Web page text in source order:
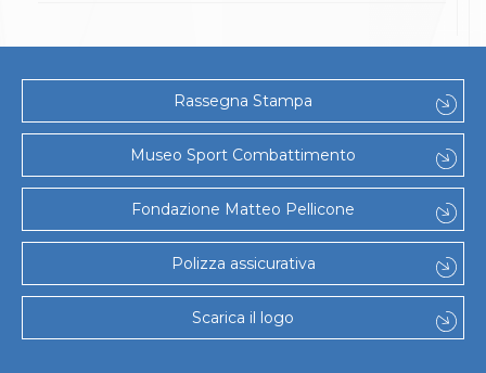
Gare e Risultati
Albi Federali
Arbitri
Lotta
La disciplina
News
Gare e Risultati
Attività Didattica
Albi Federali
Karate
La disciplina
News
Gare e Risultati
Rassegna Stampa
Museo Sport Combattimento
Fondazione Matteo Pellicone
Polizza assicurativa
Scarica il logo